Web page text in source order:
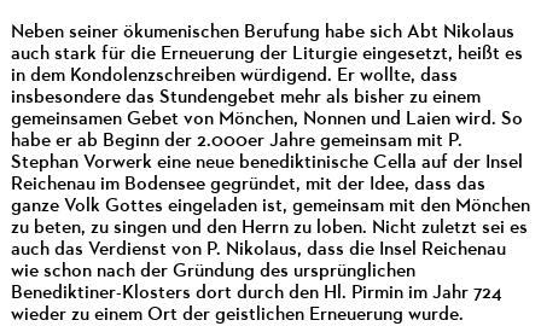
Neben seiner ökumenischen Berufung habe sich Abt Nikolaus
auch stark für die Erneuerung der Liturgie eingesetzt, heißt es
in dem Kondolenzschreiben würdigend. Er wollte, dass
insbesondere das Stundengebet mehr als bisher zu einem
gemeinsamen Gebet von Mönchen, Nonnen und Laien wird. So
habe er ab Beginn der 2.000er Jahre gemeinsam mit P.
Stephan Vorwerk eine neue benediktinische Cella auf der Insel
Reichenau im Bodensee gegründet, mit der Idee, dass das
ganze Volk Gottes eingeladen ist, gemeinsam mit den Mönchen
zu beten, zu singen und den Herrn zu loben. Nicht zuletzt sei es
auch das Verdienst von P. Nikolaus, dass die Insel Reichenau
wie schon nach der Gründung des ursprünglichen
Benediktiner-Klosters dort durch den Hl. Pirmin im Jahr 724
wieder zu einem Ort der geistlichen Erneuerung wurde.